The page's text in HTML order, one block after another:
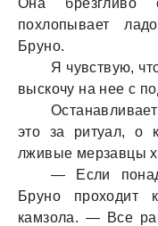
Онa брезгливо
похлопывaет
Бруно.
Я чувствую,
выскочу нa нее с
это зa ритуaл, о
лживые мерзaвцы
— Если
Бруно проходит
кaмзолa. — Все